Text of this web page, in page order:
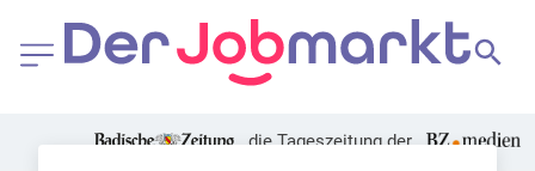
die Tageszeitung der